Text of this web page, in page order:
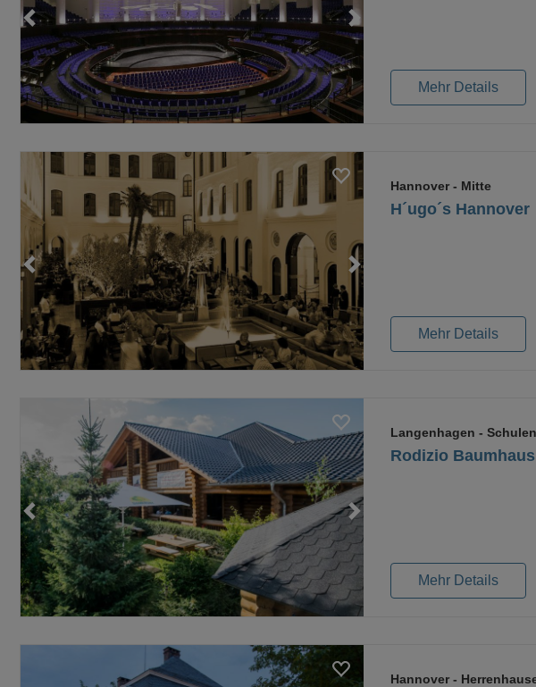
Loading...
Mehr Details
Loading...
H´ugo´s Hannover
Hannover- Mitte
Mehr Details
Loading...
Rodizio Baumhaus
Langenhagen -
Mehr Details
Hannover-